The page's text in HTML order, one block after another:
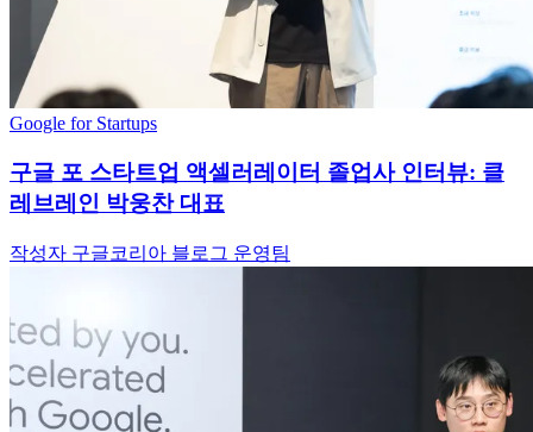
Google for Startups
구글 포 스타트업 액셀러레이터 졸업사 인터뷰: 클
레브레인 박웅찬 대표
작성자 구글코리아 블로그 운영팀